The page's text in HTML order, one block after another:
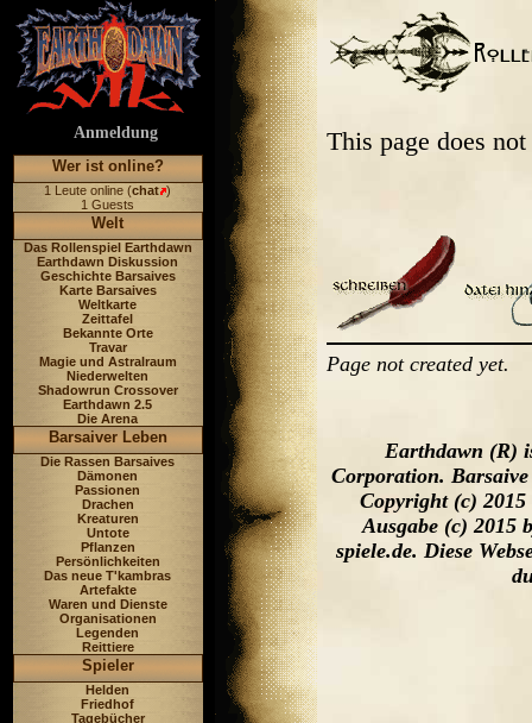
Anmeldung
Wer ist online?
1 Leute online (chat )
1 Guests
Welt
Das Rollenspiel Earthdawn
Earthdawn Diskussion
Geschichte Barsaives
Karte Barsaives
Weltkarte
Zeittafel
Bekannte Orte
Travar
Magie und Astralraum
Niederwelten
Shadowrun Crossover
Earthdawn 2.5
Die Arena
Barsaiver Leben
Die Rassen Barsaives
Dämonen
Passionen
Drachen
Kreaturen
Untote
Pflanzen
Persönlichkeiten
Das neue T'kambras
Artefakte
Waren und Dienste
Organisationen
Legenden
Reittiere
Spieler
Helden
Friedhof
Tagebücher
This page does
Page not created yet.
Earthdawn (R)
Corporation.
Copyright (c)
Ausgabe (c) 2015
spiele.de. Diese